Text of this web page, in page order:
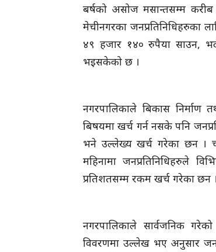
बर्षको असोज मसान्तसम्म
मेचीनगरका जनप्रतिनिधिहरुका
४९ हजार १४० रुपैया साउन,
भइसकेको छ ।
नगरपालिकाले बिकास निर्माण
बिषयमा खर्च गर्न नसके पनि
भने उल्लेख्य खर्च गरेका छन ।
महिनामा जनप्रतिनिधिहरुले
प्रतिशतसम्म रकम खर्च गरेका छन ।
नगरपालिकाले सार्वजनिक
विवरणमा उल्लेख भए अनुसार